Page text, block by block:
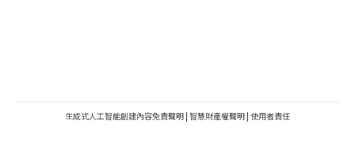
生成式人工智能創建內容免責聲明 | 智慧財產權聲明 | 使用者責任